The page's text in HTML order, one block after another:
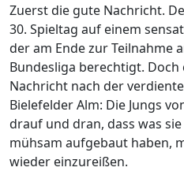
Zuerst die gute Nachricht.
30. Spieltag auf einem
der am Ende zur Teilnahme
Bundesliga berechtigt.
Nachricht nach der
Bielefelder Alm: Die Jungs
drauf und dran, dass was
mühsam aufgebaut haben,
wieder einzureißen.